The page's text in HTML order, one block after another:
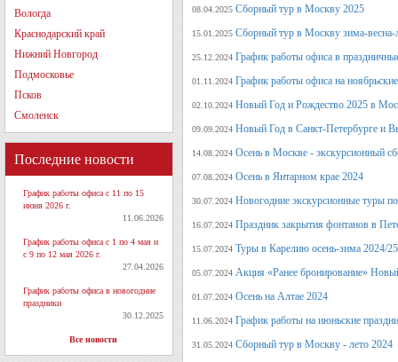
Вологда
Краснодарский край
Нижний Новгород
Подмосковье
Псков
Смоленск
Последние новости
График работы офиса с 11 по 15
июня 2026 г.
11.06.2026
График работы офиса с 1 по 4 мая и
с 9 по 12 мая 2026 г.
27.04.2026
График работы офиса в новогодние
праздники
30.12.2025
Все новости
08.04.2025 Сборный тур в Москву 2025
15.01.2025 Сборный тур в Москву зима-весна-
25.12.2024 График работы офиса в
01.11.2024 График работы офиса на
02.10.2024 Новый Год и Рождество 2025 в
09.09.2024 Новый Год в Санкт-Петербурге и
14.08.2024 Осень в Москве - экскурсионный
07.08.2024 Осень в Янтарном крае 2024
30.07.2024 Новогодние экскурсионные туры
16.07.2024 Праздник закрытия фонтанов в
15.07.2024 Туры в Карелию осень-зима 2024/25
05.07.2024 Акция «Ранее бронирование»
01.07.2024 Осень на Алтае 2024
11.06.2024 График работы на июньские
31.05.2024 Сборный тур в Москву - лето 2024